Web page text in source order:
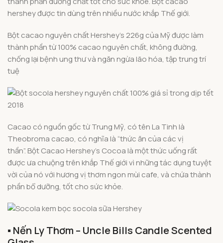
hershey được tin dùng trên nhiều nước khắp Thế giới.
Bột cacao nguyên chất Hershey’s 226g của Mỹ được làm
thành phần từ 100% cacao nguyên chất, không đường,
chống lại bệnh ung thư và ngăn ngừa lão hóa, tập trung trí
tuệ
Cacao có nguồn gốc từ Trung Mỹ, có tên La Tinh là
Theobroma cacao, có nghĩa là “thức ăn của các vị
thần”. Bột Cacao Hershey’s Cocoa là một thức uống rất
được ưa chuộng trên khắp Thế giới vì những tác dụng tuyệt
vời của nó với hương vị thơm ngon mùi cafe, và chứa thành
phần bổ dưỡng, tốt cho sức khỏe.
▪️ Nến Ly Thơm – Uncle Bills Candle Scented